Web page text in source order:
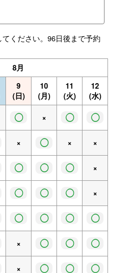
ください。96日後まで予約
8月
9
(日)
10
(月)
11
(火)
12
(水)
◯ × ◯ ◯
× ◯ × ×
◯ ◯ ◯ ×
◯ ◯ ◯ ×
◯ ◯ ◯ ◯
× ◯ ◯ ◯
× ◯ ◯ ◯